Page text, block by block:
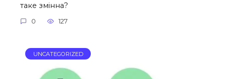
таке змінна?
0 127
UNCATEGORIZED